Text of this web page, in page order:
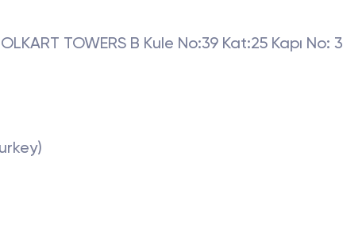
TOWERS B Kule No:39 Kat:25 Kapı No :